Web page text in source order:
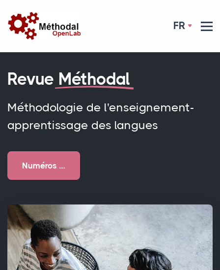
FR
Revue Méthodal
Méthodologie de l'enseignement-
apprentissage des langues
Numéros …